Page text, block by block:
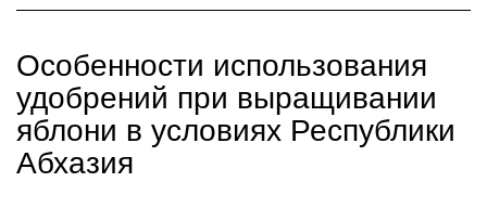
Особенности использования
удобрений при выращивании
яблони в условиях Республики
Абхазия